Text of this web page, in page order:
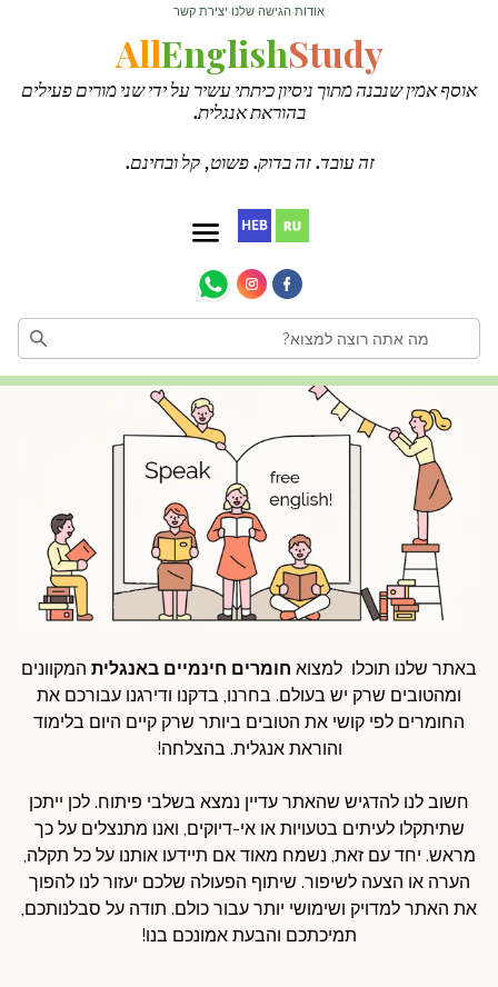
אודות·הגישה שלנו·יצירת קשר
AllEnglishStudy
אוסף אמין שנבנה מתוך ניסיון כיתתי עשיר על ידי שני מורים פעילים
בהוראת אנגלית.
זה עובד. זה בדוק. פשוט, קל ובחינם.
באתר שלנו תוכלו למצוא חומרים חינמיים באנגלית המקוונים
ומהטובים שרק יש בעולם. בחרנו, בדקנו ודירגנו עבורכם את
החומרים לפי קושי את הטובים ביותר שרק קיים היום בלימוד
והוראת אנגלית. בהצלחה!
חשוב לנו להדגיש שהאתר עדיין נמצא בשלבי פיתוח. לכן ייתכן
שתיתקלו לעיתים בטעויות או אי-דיוקים, ואנו מתנצלים על כך
מראש. יחד עם זאת, נשמח מאוד אם תיידעו אותנו על כל תקלה,
הערה או הצעה לשיפור. שיתוף הפעולה שלכם יעזור לנו להפוך
את האתר למדויק ושימושי יותר עבור כולם. תודה על סבלנותכם,
תמיכתכם והבעת אמונכם בנו!